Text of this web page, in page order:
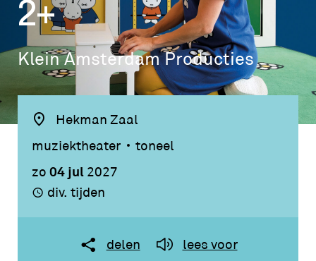
2+
Klein Amsterdam Producties
Hekman Zaal
muziektheater
toneel
zo04 jul 2027
div. tijden
delen lees voor